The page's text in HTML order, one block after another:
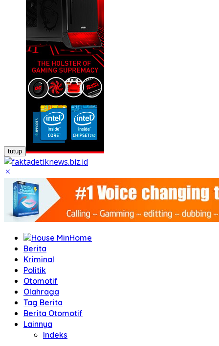
tutup
Home
Berita
Kriminal
Politik
Otomotif
Olahraga
Tag Berita
Berita Otomotif
Lainnya
Indeks